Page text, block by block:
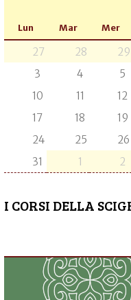
Lun Mar Mer
27 28 29
3
4 5
10
11 12
17
18 19
24
25 26
31
1 2
I CORSI DELLA